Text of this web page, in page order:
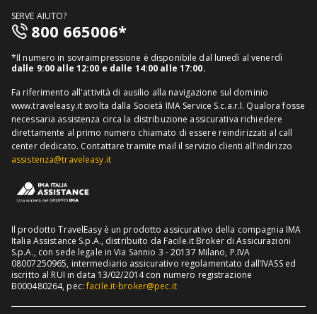
FAQ
Mappa del sito
Informativa distributore
Assicurazione viaggio annuale
Assicurazione medico sanitaria
Assicurazione viaggio USA
Assicurazione viaggio Thailandia
Assicurazione viaggio Cuba
SERVE AIUTO?
800 665006*
*Il numero in sovraimpressione è disponibile dal lunedì al venerdì
dalle 9:00 alle 12:00 e dalle 14:00 alle 17:00.
Fa riferimento all'attività di ausilio alla navigazione sul dominio
www.traveleasy.it svolta dalla Società IMA Service S.c.a.r.l. Qualora fosse
necessaria assistenza circa la distribuzione assicurativa richiedere
direttamente al primo numero chiamato di essere reindirizzati al call
center dedicato. Contattare tramite mail il servizio clienti all'indirizzo
assistenza@traveleasy.it
Il prodotto TravelEasy è un prodotto assicurativo della compagnia IMA
Italia Assistance S.p.A., distribuito da Facile.it Broker di Assicurazioni
S.p.A., con sede legale in Via Sannio 3 - 20137 Milano, P.IVA
08007250965, intermediario assicurativo regolamentato dall’IVASS ed
iscritto al RUI in data 13/02/2014 con numero registrazione
B000480264, pec:facile.it-broker@pec.it